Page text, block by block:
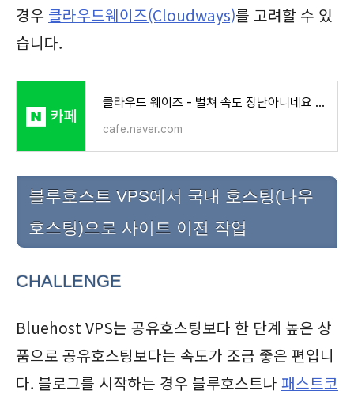
경우 클라우드웨이즈(Cloudways)를 고려할 수 있
습니다.
클라우드 웨이즈 - 벌쳐 속도 장난아니네요 ㅎㅎ
cafe.naver.com
블루호스트 VPS에서 국내 호스팅(나우
호스팅)으로 사이트 이전 작업
CHALLENGE
Bluehost VPS는 공유호스팅보다 한 단계 높은 상
품으로 공유호스팅보다는 속도가 조금 좋은 편입니
다. 블로그를 시작하는 경우 블루호스트나 패스트코